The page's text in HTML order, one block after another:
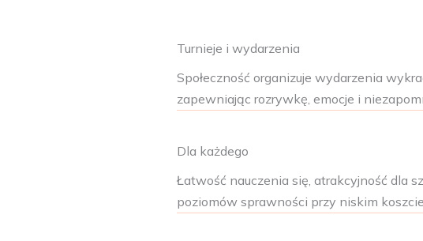
Turnieje i wydarzenia
Społeczność organizuje wydarzenia
zapewniając rozrywkę, emocje i
Dla każdego
Łatwość nauczenia się, atrakcyjność dla
poziomów sprawności przy niskim